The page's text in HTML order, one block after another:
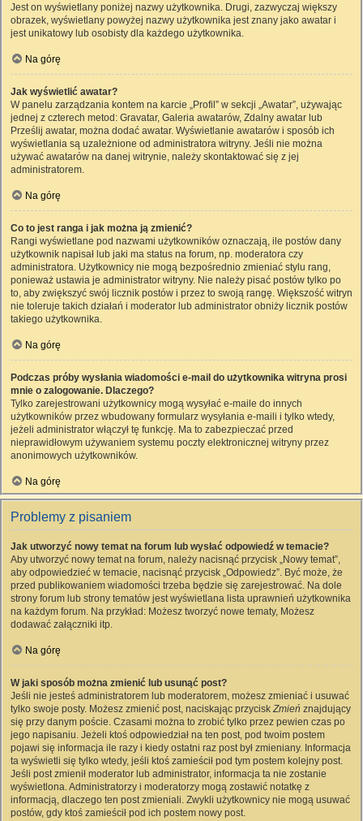
Jest on wyświetlany poniżej nazwy użytkownika. Drugi, zazwyczaj większy
obrazek, wyświetlany powyżej nazwy użytkownika jest znany jako awatar i
jest unikatowy lub osobisty dla każdego użytkownika.
Na górę
Jak wyświetlić awatar?
W panelu zarządzania kontem na karcie „Profil” w sekcji „Awatar”, używając
jednej z czterech metod: Gravatar, Galeria awatarów, Zdalny awatar lub
Prześlij awatar, można dodać awatar. Wyświetlanie awatarów i sposób ich
wyświetlania są uzależnione od administratora witryny. Jeśli nie można
używać awatarów na danej witrynie, należy skontaktować się z jej
administratorem.
Na górę
Co to jest ranga i jak można ją zmienić?
Rangi wyświetlane pod nazwami użytkowników oznaczają, ile postów dany
użytkownik napisał lub jaki ma status na forum, np. moderatora czy
administratora. Użytkownicy nie mogą bezpośrednio zmieniać stylu rang,
ponieważ ustawia je administrator witryny. Nie należy pisać postów tylko po
to, aby zwiększyć swój licznik postów i przez to swoją rangę. Większość witryn
nie toleruje takich działań i moderator lub administrator obniży licznik postów
takiego użytkownika.
Na górę
Podczas próby wysłania wiadomości e-mail do użytkownika witryna prosi
mnie o zalogowanie. Dlaczego?
Tylko zarejestrowani użytkownicy mogą wysyłać e-maile do innych
użytkowników przez wbudowany formularz wysyłania e-maili i tylko wtedy,
jeżeli administrator włączył tę funkcję. Ma to zabezpieczać przed
nieprawidłowym używaniem systemu poczty elektronicznej witryny przez
anonimowych użytkowników.
Na górę
Problemy z pisaniem
Jak utworzyć nowy temat na forum lub wysłać odpowiedź w temacie?
Aby utworzyć nowy temat na forum, należy nacisnąć przycisk „Nowy temat”,
aby odpowiedzieć w temacie, nacisnąć przycisk „Odpowiedz”. Być może, że
przed publikowaniem wiadomości trzeba będzie się zarejestrować. Na dole
strony forum lub strony tematów jest wyświetlana lista uprawnień użytkownika
na każdym forum. Na przykład: Możesz tworzyć nowe tematy, Możesz
dodawać załączniki itp.
Na górę
W jaki sposób można zmienić lub usunąć post?
Jeśli nie jesteś administratorem lub moderatorem, możesz zmieniać i usuwać
tylko swoje posty. Możesz zmienić post, naciskając przyciskZmień znajdujący
się przy danym poście. Czasami można to zrobić tylko przez pewien czas po
jego napisaniu. Jeżeli ktoś odpowiedział na ten post, pod twoim postem
pojawi się informacja ile razy i kiedy ostatni raz post był zmieniany. Informacja
ta wyświetli się tylko wtedy, jeśli ktoś zamieścił pod tym postem kolejny post.
Jeśli post zmienił moderator lub administrator, informacja ta nie zostanie
wyświetlona. Administratorzy i moderatorzy mogą zostawić notatkę z
informacją, dlaczego ten post zmieniali. Zwykli użytkownicy nie mogą usuwać
postów, gdy ktoś zamieścił pod ich postem nowy post.